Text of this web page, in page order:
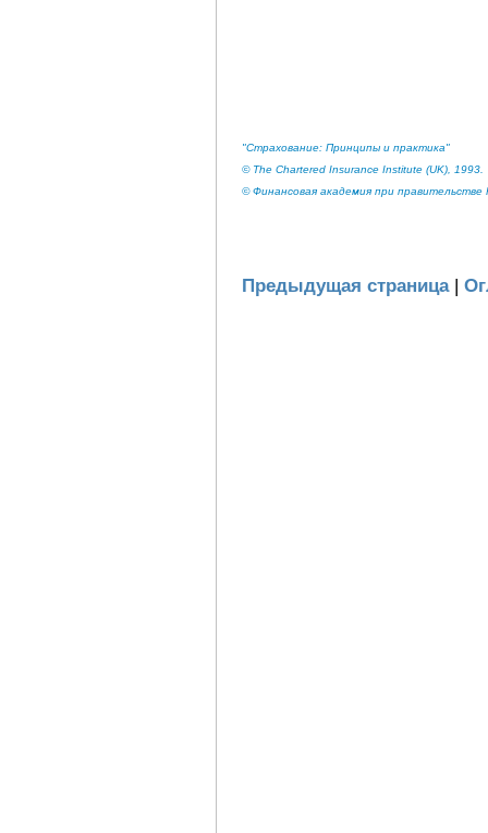
"Страхование: Принципы и практика"
© The Chartered Insurance Institute (UK), 1993.
© Финансовая академия при правительстве
Предыдущая страница|